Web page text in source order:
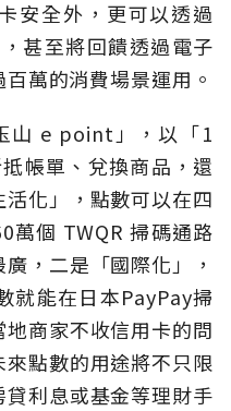
安全外，更可以透過
甚至將回饋透過電子
萬的消費場景運用。
山 e point」，以「1
帳單、兌換商品，還
化」，點數可以在四
萬個 TWQR 掃碼通路
，二是「國際化」，
就能在日本PayPay掃
商家不收信用卡的問
點數的用途將不只限
利息或基金等理財手